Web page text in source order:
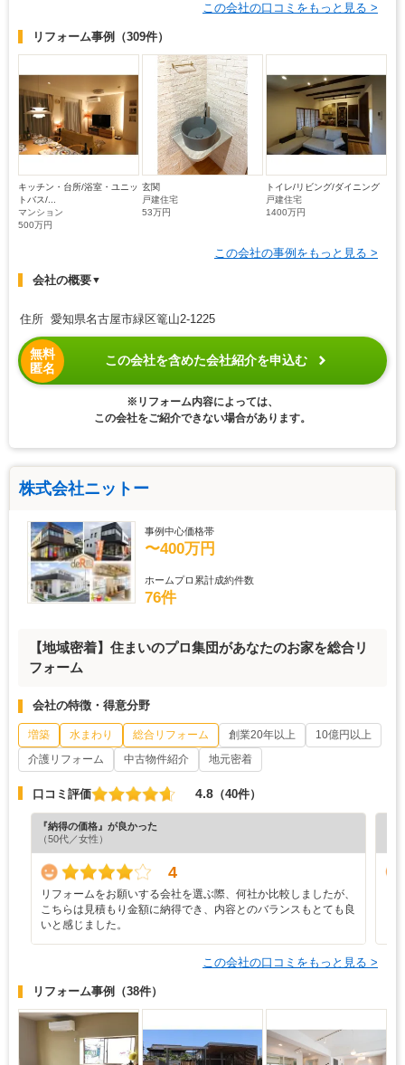
この会社の口コミをもっと見る >
リフォーム事例 （309件）
キッチン・台所/浴室・ユニッ
トバス/...
マンション
500万円
玄関
戸建住宅
53万円
トイレ/リビング/ダイニング
戸建住宅
1400万円
この会社の事例をもっと見る >
会社の概要▼
住所 愛知県名古屋市緑区篭山2-1225
無料
匿名
この会社を含めた会社紹介を申込む
※リフォーム内容によっては、
この会社をご紹介できない場合があります。
株式会社ニットー
事例中心価格帯
〜400万円
ホームプロ累計成約件数
76件
【地域密着】住まいのプロ集団があなたのお家を総合リ
フォーム
会社の特徴・得意分野
増築 水まわり 総合リフォーム 創業20年以上
10億円以上
介護リフォーム
中古物件紹介 地元密着
口コミ評価 4.8 （40件）
『納得の価格』が良かった
（50代／女性）
4
リフォームをお願いする会社を選ぶ際、何社か比較しましたが、
こちらは見積もり金額に納得でき、内容とのバランスもとても良
いと感じました。
この会社の口コミをもっと見る >
リフォーム事例 （38件）